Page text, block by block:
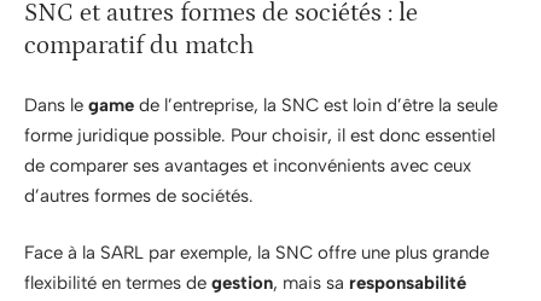
SNC et autres formes de sociétés : le
comparatif du match
Dans le game de l’entreprise, la SNC est loin d’être la seule
forme juridique possible. Pour choisir, il est donc essentiel
de comparer ses avantages et inconvénients avec ceux
d’autres formes de sociétés.
Face à la SARL par exemple, la SNC offre une plus grande
flexibilité en termes de gestion, mais sa responsabilité